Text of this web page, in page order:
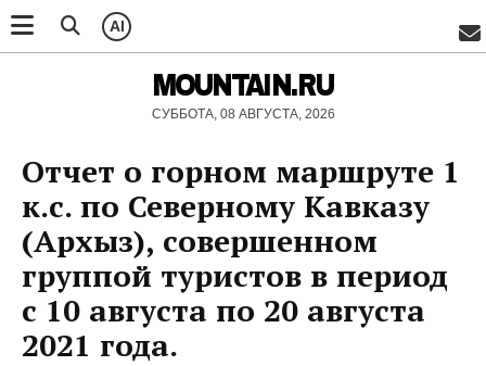
AI
MOUNTAIN.RU
СУББОТА, 08 АВГУСТА, 2026
Отчет о горном маршруте 1
к.с. по Северному Кавказу
(Архыз), совершенном
группой туристов в период
с 10 августа по 20 августа
2021 года.